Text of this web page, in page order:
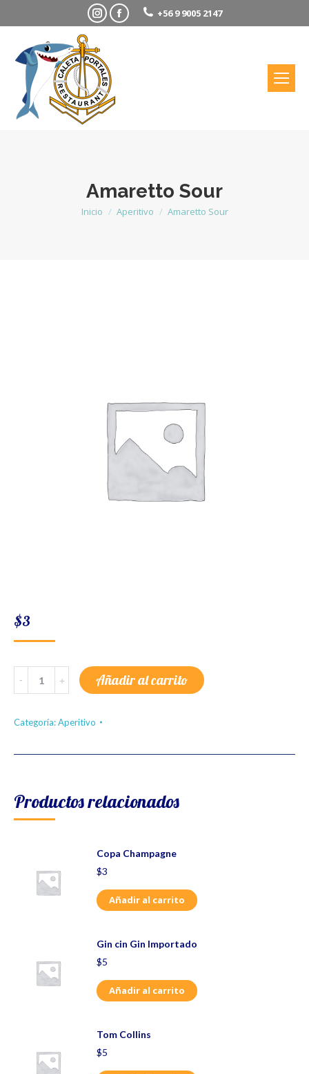
InstagramFacebook+56 9 9005 2147
Amaretto Sour
Inicio Aperitivo Amaretto Sour
$3
Amaretto
Sour
quantity
Añadir al carrito
Categoría:Aperitivo
Productos relacionados
Copa Champagne
$3
Añadir al carrito
Gin cin Gin Importado
$5
Añadir al carrito
Tom Collins
$5